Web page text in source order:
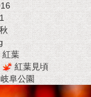
1
紅葉
紅葉見頃
阜公園